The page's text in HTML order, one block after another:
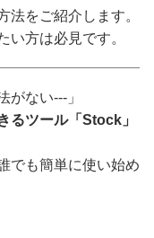
法をご紹介します。
い方は必見です。
がない---」
るツール「Stock」
でも簡単に使い始め